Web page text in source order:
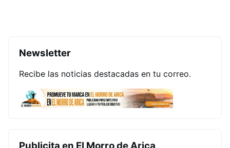
Newsletter
Recibe las noticias destacadas en tu correo.